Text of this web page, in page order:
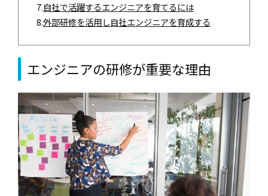
7.自社で活躍するエンジニアを育てるには
8.外部研修を活用し自社エンジニアを育成する
エンジニアの研修が重要な理由